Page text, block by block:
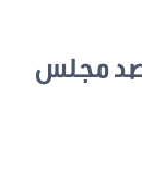
مجلس